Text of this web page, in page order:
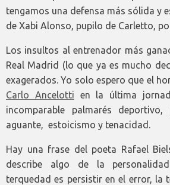
tengamos una defensa más sólida y
de Xabi Alonso, pupilo de Carletto,
Los insultos al entrenador más
Real Madrid (lo que ya es mucho
exagerados. Yo solo espero que el
Carlo Ancelotti en la última
incomparable palmarés
aguante, estoicismo y tenacidad.
Hay una frase del poeta Rafael
describe algo de la
terquedad es persistir en el error, la